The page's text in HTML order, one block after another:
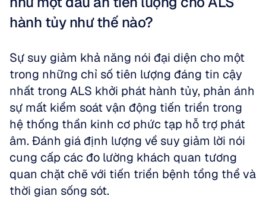
hành tủy như thế nào?
Sự suy giảm khả năng nói đại diện cho một
trong những chỉ số tiên lượng đáng tin cậy
nhất trong ALS khởi phát hành tủy, phản ánh
sự mất kiểm soát vận động tiến triển trong
hệ thống thần kinh cơ phức tạp hỗ trợ phát
âm. Đánh giá định lượng về suy giảm lời nói
cung cấp các đo lường khách quan tương
quan chặt chẽ với tiến triển bệnh tổng thể và
thời gian sống sót.